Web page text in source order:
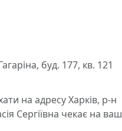
буд. 177, кв. 121
на адресу Харків, р-н
Сергіївна чекає на